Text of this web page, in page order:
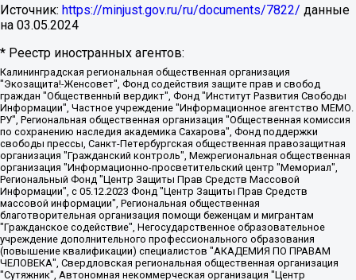
Источник: https://minjust.gov.ru/ru/documents/7822/ данные
на 03.05.2024
* Реестр иностранных агентов:
Калининградская региональная общественная организация "Экозащита!-Женсовет", Фонд содействия защите прав и свобод граждан "Общественный вердикт", Фонд "Институт Развития Свободы Информации", Частное учреждение "Информационное агентство МЕМО. РУ", Региональная общественная организация "Общественная комиссия по сохранению наследия академика Сахарова", Фонд поддержки свободы прессы, Санкт-Петербургская общественная правозащитная организация "Гражданский контроль", Межрегиональная общественная организация "Информационно-просветительский центр "Мемориал", Региональный Фонд "Центр Защиты Прав Средств Массовой Информации", с 05.12.2023 Фонд "Центр Защиты Прав Средств массовой информации", Региональная общественная благотворительная организация помощи беженцам и мигрантам "Гражданское содействие", Негосударственное образовательное учреждение дополнительного профессионального образования (повышение квалификации) специалистов "АКАДЕМИЯ ПО ПРАВАМ ЧЕЛОВЕКА", Свердловская региональная общественная организация "Сутяжник", Автономная некоммерческая организация "Центр независимых социологических исследований", Союз общественных объединений "Российский исследовательский центр по правам человека", Региональное общественное учреждение научно-информационный центр "МЕМОРИАЛ", Некоммерческая организация "Фонд защиты гласности", Автономная некоммерческая организация "Институт прав человека", Городская общественная организация "Екатеринбургское общество "МЕМОРИАЛ", Городская общественная организация "Рязанское историко-просветительское и правозащитное общество "Мемориал" (Рязанский Мемориал), Челябинский региональный орган общественной самодеятельности – женское общественное объединение "Женщины Евразии", Челябинский региональный орган общественной самодеятельности "Уральская правозащитная группа", Фонд содействия защите здоровья и социальной справедливости имени Андрея Рылькова, Автономная Некоммерческая Организация "Аналитический Центр Юрия Левады", Автономная некоммерческая организация социальной поддержки населения "Проект Апрель", Региональная общественная организация помощи женщинам и детям, находящимся в кризисной ситуации "Информационно-методический центр "Анна", Фонд содействия развитию массовых коммуникаций и правовому просвещению "Так-так-Так", Фонд содействия устойчивому развитию "Серебряная тайга", Свердловский региональный общественный фонд социальных проектов "Новое время", "Idel.Реалии", Кавказ.Реалии, Крым.Реалии, Телеканал Настоящее Время, Татаро-башкирская служба Радио Свобода (Azatliq Radiosi), Радио Свободная Европа/Радио Свобода (PCE/PC), "Сибирь.Реалии", "Фактограф", Благотворительный фонд помощи осужденным и их семьям, Автономная некоммерческая организация "Институт глобализации и социальных движений", Фонд "В защиту прав заключенных", Частное учреждение "Центр поддержки и содействия развитию средств массовой информации", Пензенский региональный общественный благотворительный фонд "Гражданский союз", "Север.Реалии", Некоммерческая организация Фонд "Правовая инициатива", Общество с ограниченной ответственностью "Радио Свободная Европа/Радио Свобода", Чешское информационное агентство "MEDIUM-ORIENT", Красноярская региональная общественная организация "Мы против СПИДа", Камалягин Денис Николаевич, Маркелов Сергей Евгеньевич, Пономарев Лев Александрович, Савицкая Людмила Алексеевна, Автономная некоммерческая организация "Центр по работе с проблемой насилия "НАСИЛИЮ.НЕТ", Межрегиональный профессиональный союз работников здравоохранения "Альянс врачей", Юридическое лицо, зарегистрированное в Латвийской Республике, SIA "Medusa Project" (регистрационный номер 40103797863, дата регистрации 10.06.2014), Некоммерческая организация "Фонд по борьбе с коррупцией", Автономная некоммерческая организация "Институт права и публичной политики", Баданин Роман Сергеевич, Гликин Максим Александрович, Железнова Мария Михайловна, Лукьянова Юлия Сергеевна, Маетная Елизавета Витальевна, Маняхин Петр Борисович, Чуракова Ольга Владимировна, Ярош Юлия Петровна, Юридическое лицо "The Insider SIA", зарегистрированное в Риге, Латвийская Республика (дата регистрации 26.06.2015), являющееся администратором доменного имени интернет-издания "The Insider SIA", https://theins.ru, Постернак Алексей Евгеньевич, Рубин Михаил Аркадьевич, Анин Роман Александрович, Юридическое лицо Istories fonds, зарегистрированное в Латвийской Республике (регистрационный номер 50008295751, дата регистрации 24.02.2020), Великовский Дмитрий Александрович, Долинина Ирина Николаевна, Мароховская Алеся Алексеевна, Шлейнов Роман Юрьевич, Шмагун Олеся Валентиновна, Общество с ограниченной ответственностью "Альтаир 2021", Общество с ограниченной ответственностью "Вега 2021", Общество с ограниченной ответственностью "Главный редактор 2021", Общество с ограниченной ответственностью "Ромашки монолит", Важенков Артем Валерьевич, Ивановская областная общественная организация "Центр гендерных исследований", Гурман Юрий Альбертович, Медиапроект "ОВД-Инфо", Егоров Владимир Владимирович, Жилинский Владимир Александрович, Общество с ограниченной ответственностью "ЗП", Иванова София Юрьевна, Карезина Инна Павловна, Кильтау Екатерина Викторовна, Петров Алексей Викторович, Пискунов Сергей Евгеньевич, Смирнов Сергей Сергеевич, Тихонов Михаил Сергеевич, Общество с ограниченной ответственностью "ЖУРНАЛИСТ-ИНОСТРАННЫЙ АГЕНТ", Арапова Галина Юрьевна, Вольтская Татьяна Анатольевна, Американская компания "Mason G.E.S. Anonymous Foundation" (США), являющаяся владельцем интернет-издания https://mnews.world/, Компания "Stichting Bellingcat", зарегистрированная в Нидерландах (дата регистрации 11.07.2018), Захаров Андрей Вячеславович, Клепиковская Екатерина Дмитриевна, Общество с ограниченной ответственностью "МЕМО", Перл Роман Александрович, Симонов Евгений Алексеевич, Соловьева Елена Анатольевна, Сотников Даниил Владимирович, Сурначева Елизавета Дмитриевна, Автономная некоммерческая организация по защите прав человека и информированию населения "Якутия – Наше Мнение", Общество с ограниченной ответственностью "Москоу диджитал медиа", с 26.01.2023 Общество с ограниченной ответственностью "Чайка Белые сады", Ветошкина Валерия Валерьевна, Заговора Максим Александрович, Межрегиональное общественное движение "Российская ЛГБТ - сеть", Оленичев Максим Владимирович, Павлов Иван Юрьевич, Скворцова Елена Сергеевна, Общество с ограниченной ответственностью "Как бы инагент", Кочетков Игорь Викторович, Общество с ограниченной ответственностью "Честные выборы", Еланчик Олег Александрович, Общество с ограниченной ответственностью "Нобелевский призыв", Гималова Регина Эмилевна, Григорьев Андрей Валерьевич, Григорьева Алина Александровна, Ассоциация по содействию защите прав призывников, альтернативнослужащих и военнослужащих "Правозащитная группа "Гражданин.Армия.Право", Хисамова Регина Фаритовна, Автономная некоммерческая организация по реализации социально-правовых программ "Лилит", Дальневосточное общественное движение "Маяк", Санкт-Петербургская ЛГБТ-инициативная группа "Выход", Инициативная группа ЛГБТ+ "Реверс", Алексеев Андрей Викторович, Бекбулатова Таисия Львовна, Беляев Иван Михайлович, Владыкина Елена Сергеевна, Гельман Марат Александрович, Никульшина Вероника Юрьевна, Толоконникова Надежда Андреевна, Шендерович Виктор Анатольевич, Общество с ограниченной ответственностью "Данное сообщение", Общество с ограниченной ответственностью Издательский дом "Новая глава", Айнбиндер Александра Александровна, Московский комьюнити-центр для ЛГБТ+инициатив, Благотворительный фонд развития филантропии, Deutsche Welle (Германия, Kurt-Schumacher-Strasse 3, 53113 Bonn), Борзунова Мария Михайловна, Воробьев Виктор Викторович, Голубева Анна Львовна, Константинова Алла Михайловна, Малкова Ирина Владимировна, Мурадов Мурад Абдулгалимович, Осетинская Елизавета Николаевна, Понасенков Евгений Николаевич, Ганапольский Матвей Юрьевич, Киселев Евгений Алексеевич, Борухович Ирина Григорьевна, Дремин Иван Тимофеевич, Дубровский Дмитрий Викторович, Красноярская региональная общественная организация поддержки и развития альтернативных образовательных технологий и межкультурных коммуникаций "ИНТЕРРА", Маяковская Екатерина Алексеевна, Фейгин Марк Захарович, Филимонов Андрей Викторович, Дзугкоева Регина Николаевна, Доброхотов Роман Александрович, Дудь Юрий Александрович, Елкин Сергей Владимирович, Кругликов Кирилл Игоревич, Сабунаева Мария Леонидовна, Семенов Алексей Владимирович, Шаинян Карен Багратович, Шульман Екатерина Михайловна, Асафьев Артур Валерьевич, Вахштайн Виктор Семенович, Венедиктов Алексей Алексеевич, Лушникова Екатерина Евгеньевна, Волков Леонид Михайлович, Невзоров Александр Глебович, Пархоменко Сергей Борисович, Сироткин Ярослав Николаевич, Кара-Мурза Владимир Владимирович, Баранова Наталья Владимировна, Гозман Леонид Яковлевич, Кагарлицкий Борис Юльевич, Климарев Михаил Валерьевич, Милов Владимир Станиславович, Автономная некоммерческая организация Краснодарский центр современного искусства "Типография", Моргенштерн Алишер Тагирович, Соболь Любовь Эдуардовна, Общество с ограниченной ответственностью "ЛИЗА НОРМ", Каспаров Гарри Кимович, Ходорковский Михаил Борисович, Общество с ограниченной ответственностью "Апрельские тезисы", Данилович Ирина Брониславовна, Кашин Олег Владимирович, Петров Николай Владимирович, Пивоваров Алексей Владимирович, Соколов Михаил Владимирович, Цветкова Юлия Владимировна, Чичваркин Евгений Александрович, Комитет против пыток/Команда против пыток, Общество с ограниченной ответственностью "Первый научный", Общество с ограниченной ответственностью "Вертолет и ко", Белоцерковская Вероника Борисовна, Кац Максим Евгеньевич, Лазарева Татьяна Юрьевна, Шаведдинов Руслан Табризович, Яшин Илья Валерьевич, Общество с ограниченной ответственностью "Иноагент ААВ", Алешковский Дмитрий Петрович, Альбац Евгения Марковна, Быков Дмитрий Львович, Галямина Юлия Евгеньевна, Лойко Сергей Леонидович, Мартынов Кирилл Константинович, Медведев Сергей Александрович, Крашенинников Федор Геннадиевич, Гордеева Катерина Вл